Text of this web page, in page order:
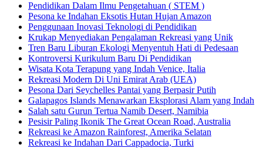
Pendidikan Dalam Ilmu Pengetahuan ( STEM )
Pesona ke Indahan Eksotis Hutan Hujan Amazon
Penggunaan Inovasi Teknologi di Pendidikan
Krukap Menyediakan Pengalaman Rekreasi yang Unik
Tren Baru Liburan Ekologi Menyentuh Hati di Pedesaan
Kontroversi Kurikulum Baru Di Pendidikan
Wisata Kota Terapung yang Indah Venice, Italia
Rekreasi Modern Di Uni Emirat Arab (UEA)
Pesona Dari Seychelles Pantai yang Berpasir Putih
Galapagos Islands Menawarkan Eksplorasi Alam yang Indah
Salah satu Gurun Tertua Namib Desert, Namibia
Pesisir Paling Ikonik The Great Ocean Road, Australia
Rekreasi ke Amazon Rainforest, Amerika Selatan
Rekreasi ke Indahan Dari Cappadocia, Turki